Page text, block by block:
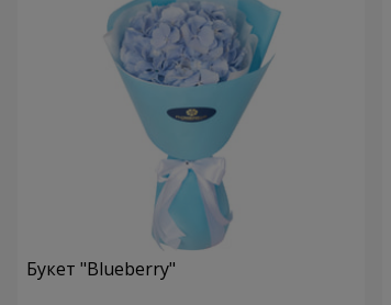
Букет "Blueberry"